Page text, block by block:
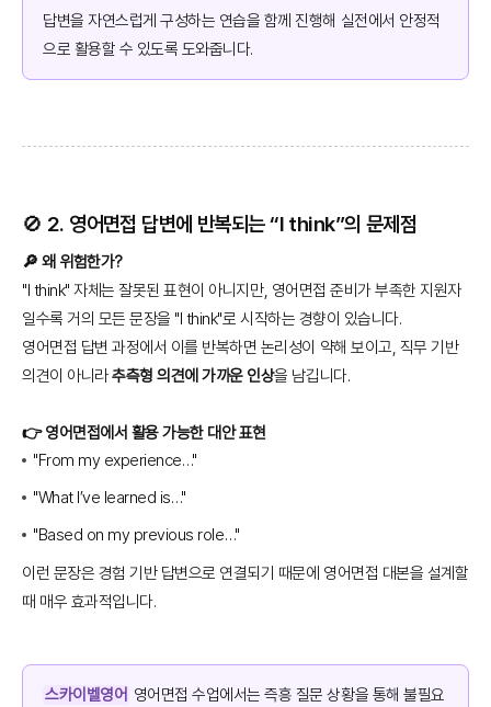
답변을 자연스럽게 구성하는 연습을 함께 진행해 실전에서 안정적
으로 활용할 수 있도록 도와줍니다.
🚫 2. 영어면접 답변에 반복되는 “I think”의 문제점
🔎 왜 위험한가?
"I think" 자체는 잘못된 표현이 아니지만, 영어면접 준비가 부족한 지원자
일수록 거의 모든 문장을 "I think"로 시작하는 경향이 있습니다.
영어면접 답변 과정에서 이를 반복하면 논리성이 약해 보이고, 직무 기반
의견이 아니라추측형 의견에 가까운 인상을 남깁니다.
👉 영어면접에서 활용 가능한 대안 표현
"From my experience…"
"What I’ve learned is…"
"Based on my previous role…"
이런 문장은 경험 기반 답변으로 연결되기 때문에 영어면접 대본을 설계할
때 매우 효과적입니다.
스카이벨영어 영어면접 수업에서는 즉흥 질문 상황을 통해 불필요